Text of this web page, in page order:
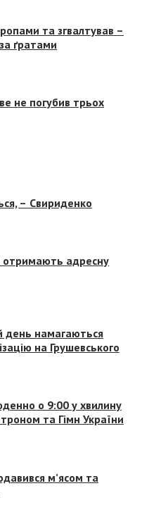
та згвалтував –
ґратами
не погубив трьох
– Свириденко
адресну
день намагаються
на Грушевського
о 9:00 у хвилину
та Гімн України
м’ясом та